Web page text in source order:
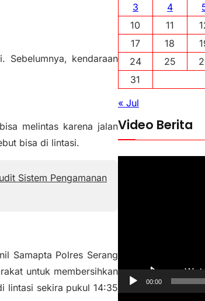
kendaraan
melintas karena jalan
bisa di lintasi.
Sistem Pengamanan
Samapta Polres Serang
untuk membersihkan
lintasi sekira pukul 14:35
3
4
10
11
17
18
24
25
31
« Jul
Video Berita
r
V
i
00:00